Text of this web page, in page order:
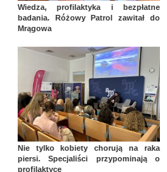
Wiedza, profilaktyka i bezpłatne
badania. Różowy Patrol zawitał do
Mrągowa
Nie tylko kobiety chorują na raka
piersi. Specjaliści przypominają o
profilaktyce